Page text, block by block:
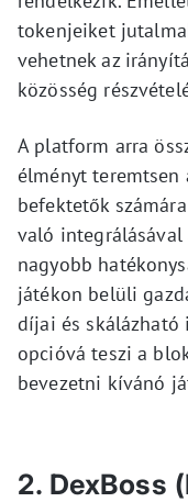
tokenjeiket
vehetnek az
közösség
A platform arra
élményt teremtsen
befektetők
való integrálásával
nagyobb
játékon belüli
díjai és skálázható
opcióvá teszi a
bevezetni kívánó
2. DexBoss